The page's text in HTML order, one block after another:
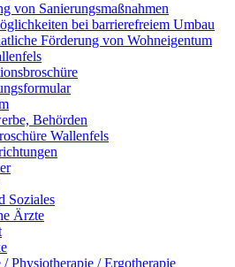
von Sanierungsmaßnahmen
bei barrierefreiem Umbau
Förderung von Wohneigentum
Behörden
Wallenfels
Soziales
Ärzte
/ Physiotherapie / Ergotherapie